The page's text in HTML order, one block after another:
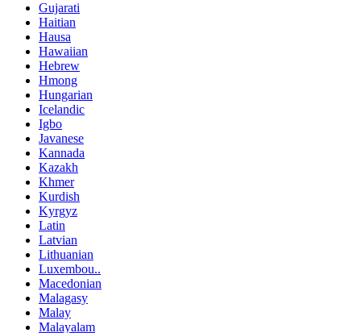
Gujarati
Haitian
Hausa
Hawaiian
Hebrew
Hmong
Hungarian
Icelandic
Igbo
Javanese
Kannada
Kazakh
Khmer
Kurdish
Kyrgyz
Latin
Latvian
Lithuanian
Luxembou..
Macedonian
Malagasy
Malay
Malayalam